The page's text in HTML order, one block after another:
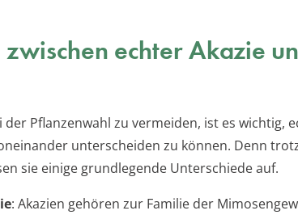
echter Akazie
Pflanzenwahl zu vermeiden, ist es wichtig,
unterscheiden zu können. Denn
sie einige grundlegende Unterschiede auf.
: Akazien gehören zur Familie der